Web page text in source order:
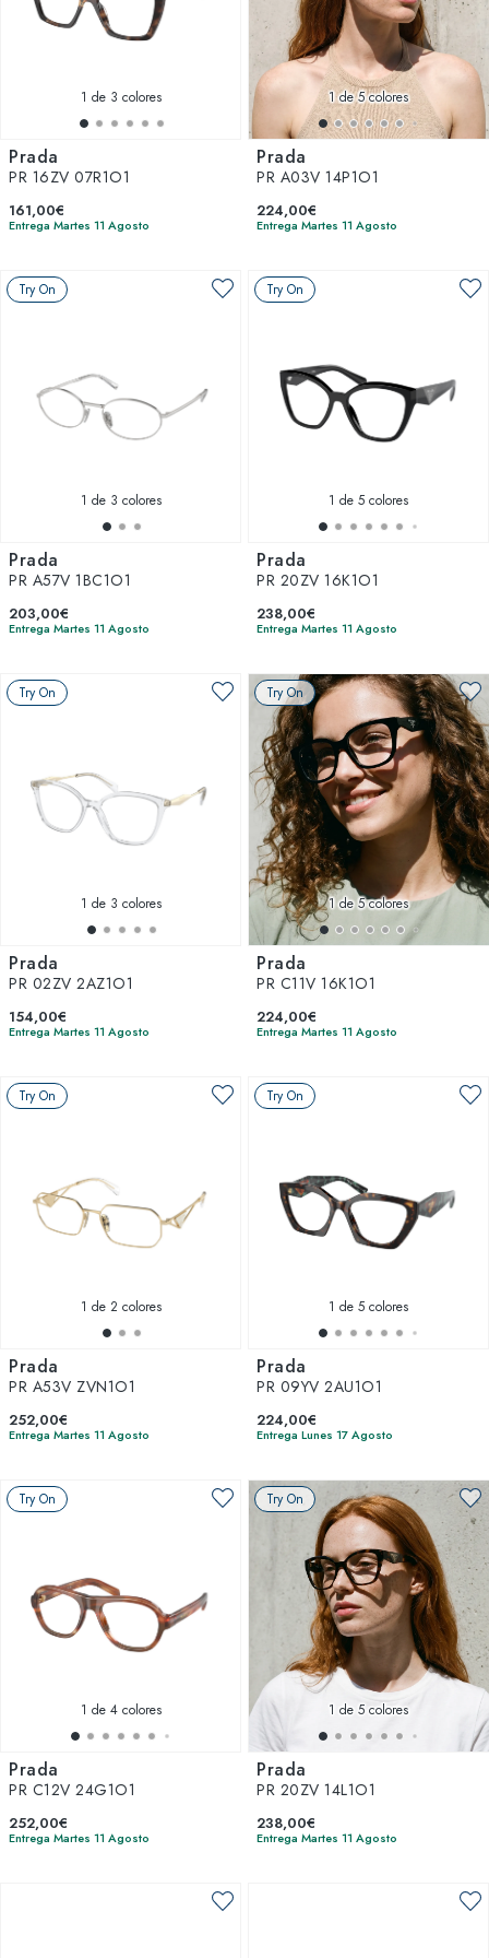
No olvidamos a los más pequeños de la casa; nuestra línea
gafas Prada para niños
ofrece comodidad y seguridad
sin sacrificar el estilo. Con Prada, cada miembro de la
familia puede disfrutar de una visión clara y con estilo.
1 de 3 colores
Prada
PR 16ZV 07R1O1
161,00€
Entrega Martes 11 Agosto
1de 5 colores
Prada
PR A03V 14P1O1
224,00€
Entrega Martes 11 Agosto
Try On
1 de 3 colores
Prada
PR A57V 1BC1O1
203,00€
Entrega Martes 11 Agosto
Try On
1 de 5 colores
Prada
PR 20ZV 16K1O1
238,00€
Entrega Martes 11 Agosto
Try On
1 de 3 colores
Prada
PR 02ZV 2AZ1O1
154,00€
Entrega Martes 11 Agosto
Try On
1de 5 colores
Prada
PR C11V 16K1O1
224,00€
Entrega Martes 11 Agosto
Try On
1 de 2 colores
Prada
PR A53V ZVN1O1
252,00€
Entrega Martes 11 Agosto
Try On
1 de 5 colores
Prada
PR 09YV 2AU1O1
224,00€
Entrega Lunes 17 Agosto
Try On
1 de 4 colores
Prada
PR C12V 24G1O1
252,00€
Entrega Martes 11 Agosto
Try On
1 de 5 colores
Prada
PR 20ZV 14L1O1
238,00€
Entrega Martes 11 Agosto